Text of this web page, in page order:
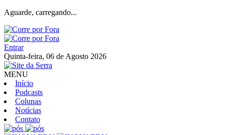
Aguarde, carregando...
Entrar
Quinta-feira, 06 de Agosto 2026
MENU
Início
Podcasts
Colunas
Notícias
Contato